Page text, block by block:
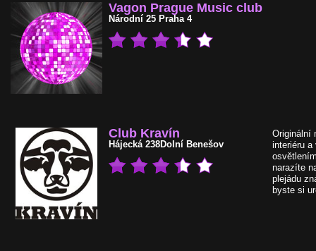
Vagon Prague Music club
Národní 25 Praha 4
Club Kravín
Hájecká 238Dolní Benešov
Originální
interiéru
narazíte
plejádu
byste si